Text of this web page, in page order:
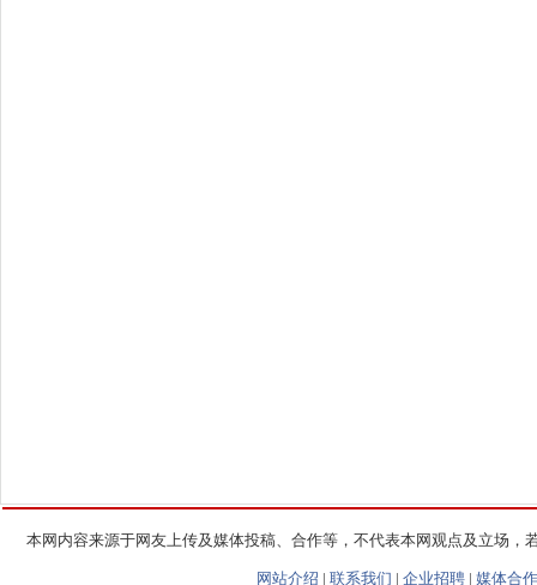
本网内容来源于网友上传及媒体投稿、合作等，不代表本网观点及立场
网站介绍 | 联系我们 | 企业招聘 | 媒体合作